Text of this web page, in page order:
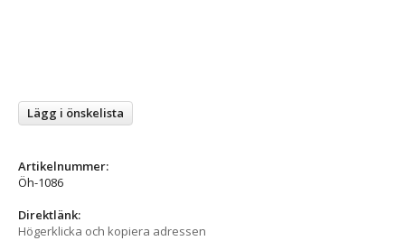
Lägg i önskelista
Artikelnummer:
Öh-1086
Direktlänk:
Högerklicka och kopiera adressen